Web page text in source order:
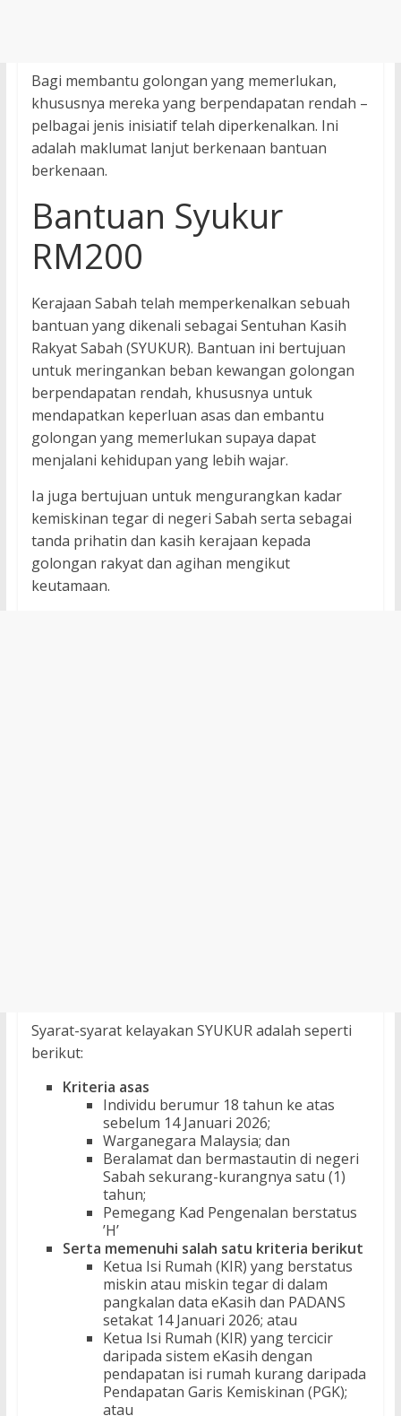
Bagi membantu golongan yang memerlukan,
khususnya mereka yang berpendapatan rendah –
pelbagai jenis inisiatif telah diperkenalkan. Ini
adalah maklumat lanjut berkenaan bantuan
berkenaan.
Bantuan Syukur
RM200
Kerajaan Sabah telah memperkenalkan sebuah
bantuan yang dikenali sebagai Sentuhan Kasih
Rakyat Sabah (SYUKUR). Bantuan ini bertujuan
untuk meringankan beban kewangan golongan
berpendapatan rendah, khususnya untuk
mendapatkan keperluan asas dan embantu
golongan yang memerlukan supaya dapat
menjalani kehidupan yang lebih wajar.
Ia juga bertujuan untuk mengurangkan kadar
kemiskinan tegar di negeri Sabah serta sebagai
tanda prihatin dan kasih kerajaan kepada
golongan rakyat dan agihan mengikut
keutamaan.
Syarat-syarat kelayakan SYUKUR adalah seperti
berikut:
Kriteria asas
Individu berumur 18 tahun ke atas
sebelum 14 Januari 2026;
Warganegara Malaysia; dan
Beralamat dan bermastautin di negeri
Sabah sekurang-kurangnya satu (1)
tahun;
Pemegang Kad Pengenalan berstatus
’H’
Serta memenuhi salah satu kriteria berikut
Ketua Isi Rumah (KIR) yang berstatus
miskin atau miskin tegar di dalam
pangkalan data eKasih dan PADANS
setakat 14 Januari 2026; atau
Ketua Isi Rumah (KIR) yang tercicir
daripada sistem eKasih dengan
pendapatan isi rumah kurang daripada
Pendapatan Garis Kemiskinan (PGK);
atau